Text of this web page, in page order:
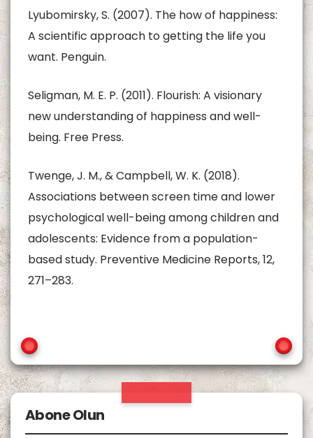
Lyubomirsky, S. (2007). The how of happiness:
A scientific approach to getting the life you
want. Penguin.
Seligman, M. E. P. (2011). Flourish: A visionary
new understanding of happiness and well-
being. Free Press.
Twenge, J. M., & Campbell, W. K. (2018).
Associations between screen time and lower
psychological well-being among children and
adolescents: Evidence from a population-
based study. Preventive Medicine Reports, 12,
271–283.
Abone Olun